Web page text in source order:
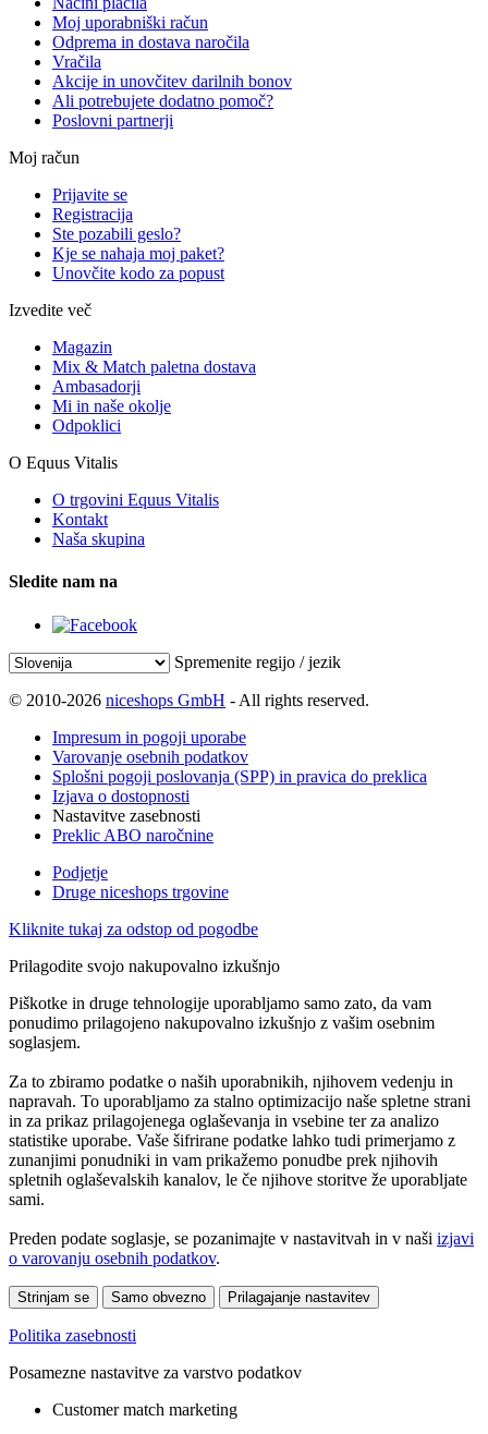
Moj uporabniški račun
Odprema in dostava naročila
Vračila
Akcije in unovčitev darilnih bonov
Ali potrebujete dodatno pomoč?
Poslovni partnerji
Moj račun
Prijavite se
Registracija
Ste pozabili geslo?
Kje se nahaja moj paket?
Unovčite kodo za popust
Izvedite več
Magazin
Mix & Match paletna dostava
Ambasadorji
Mi in naše okolje
Odpoklici
O Equus Vitalis
O trgovini Equus Vitalis
Kontakt
Naša skupina
Sledite nam na
Spremenite regijo / jezik
© 2010-2026 niceshops GmbH - All rights reserved.
Impresum in pogoji uporabe
Varovanje osebnih podatkov
Splošni pogoji poslovanja (SPP) in pravica do preklica
Izjava o dostopnosti
Nastavitve zasebnosti
Preklic ABO naročnine
Podjetje
Druge niceshops trgovine
Kliknite tukaj za odstop od pogodbe
Prilagodite svojo nakupovalno izkušnjo
Piškotke in druge tehnologije uporabljamo samo zato, da vam
ponudimo prilagojeno nakupovalno izkušnjo z vašim osebnim
soglasjem.
Za to zbiramo podatke o naših uporabnikih, njihovem vedenju in
napravah. To uporabljamo za stalno optimizacijo naše spletne strani
in za prikaz prilagojenega oglaševanja in vsebine ter za analizo
statistike uporabe. Vaše šifrirane podatke lahko tudi primerjamo z
zunanjimi ponudniki in vam prikažemo ponudbe prek njihovih
spletnih oglaševalskih kanalov, le če njihove storitve že uporabljate
sami.
Preden podate soglasje, se pozanimajte v nastavitvah in v naši izjavi
o varovanju osebnih podatkov.
Strinjam se Samo obvezno Prilagajanje nastavitev
Politika zasebnosti
Posamezne nastavitve za varstvo podatkov
Customer match marketing